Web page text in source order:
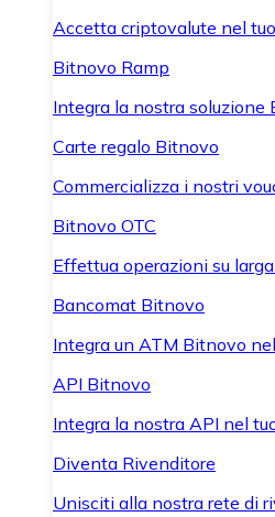
Accetta criptovalute nel
Bitnovo Ramp
Integra la nostra
Carte regalo Bitnovo
Commercializza i nostri
Bitnovo OTC
Effettua operazioni su
Bancomat Bitnovo
Integra un ATM Bitnovo
API Bitnovo
Integra la nostra API nel
Diventa Rivenditore
Unisciti alla nostra rete di